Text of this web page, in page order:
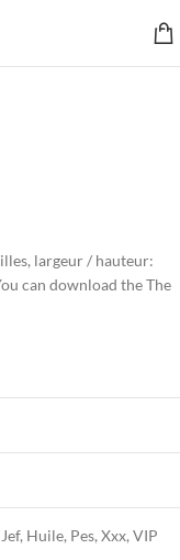
largeur / hauteur:
can download the The
Jef, Huile, Pes, Xxx, VIP